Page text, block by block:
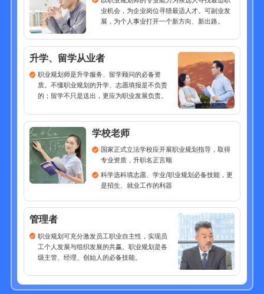
业机会，为企业岗位寻猎最适人才。可副业发
展，为个人事业打开一个新方向、新出路。
升学、留学从业者
职业规划师是升学服务、留学顾问的必备资
质。不懂职业规划的升学、志愿填报是不负责
的；留学不只是送出，更应为职业发展负责。
学校老师
国家正式立法学校应开展职业规划指导，取得
专业资质，升职名正言顺
科学选科填志愿、学业/职业规划必备技能，更
是招生、就业工作的利器
管理者
职业规划可充分激发员工职业自主性，实现员
工个人发展与组织发展的共赢。职业规划是各
级主管、经理、创始人的必备技能。